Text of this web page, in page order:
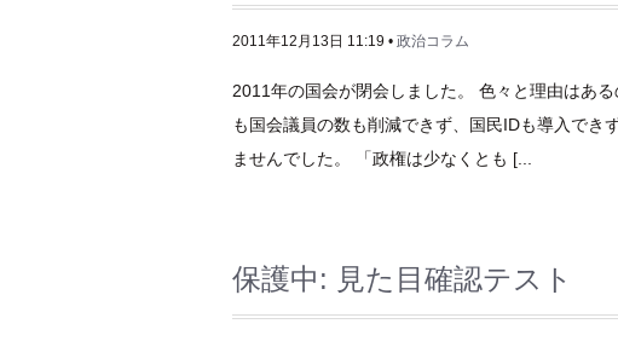
2011年12月13日 11:19 • 政治コラム
2011年の国会が閉会しました。 色々と理由はあ
も国会議員の数も削減できず、国民IDも導入でき
ませんでした。 「政権は少なくとも [...
保護中: 見た目確認テスト